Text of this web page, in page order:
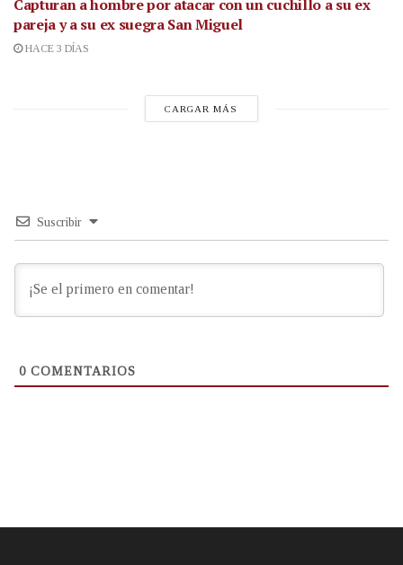
Capturan a hombre por atacar con un cuchillo a su ex
pareja y a su ex suegra San Miguel
HACE 3 DÍAS
CARGAR MÁS
Suscribir
0 COMENTARIOS